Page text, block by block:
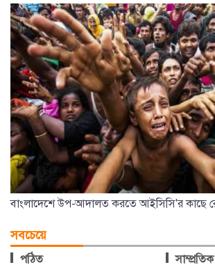
বাংলাদেশে উপ-আদালত করতে আইসিসি'র কাছে
সবচেয়ে
পঠিত সাম্প্রতিক